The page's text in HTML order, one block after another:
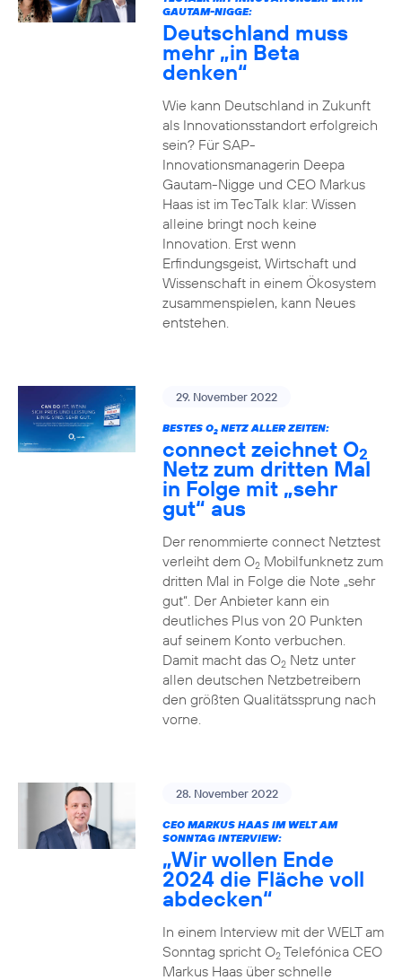
GAUTAM-NIGGE:
Deutschland muss
mehr „in Beta
denken“
Wie kann Deutschland in Zukunft
als Innovationsstandort erfolgreich
sein? Für SAP-
Innovationsmanagerin Deepa
Gautam-Nigge und CEO Markus
Haas ist im TecTalk klar: Wissen
alleine bringt noch keine
Innovation. Erst wenn
Erfindungsgeist, Wirtschaft und
Wissenschaft in einem Ökosystem
zusammenspielen, kann Neues
entstehen.
29. November 2022
BESTES O2NETZ ALLER ZEITEN:
connect zeichnet O2
Netz zum dritten Mal
in Folge mit „sehr
gut“ aus
Der renommierte connect Netztest
verleiht dem O2Mobilfunknetz zum
dritten Mal in Folge die Note „sehr
gut“. Der Anbieter kann ein
deutliches Plus von 20 Punkten
auf seinem Konto verbuchen.
Damit macht das O2Netz unter
allen deutschen Netzbetreibern
den größten Qualitätssprung nach
vorne.
28. November 2022
CEO MARKUS HAAS IM WELT AM
SONNTAG INTERVIEW:
„Wir wollen Ende
2024 die Fläche voll
abdecken“
In einem Interview mit der WELT am
Sonntag spricht O2Telefónica CEO
Markus Haas über schnelle